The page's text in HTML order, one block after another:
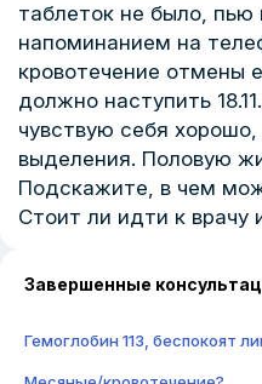
таблеток не было, пью
напоминанием на
кровотечение отмены
должно наступить
чувствую себя
выделения. Половую
Подскажите, в чем
Стоит ли идти к врачу
Завершенные
Гемоглобин 113, беспокоят